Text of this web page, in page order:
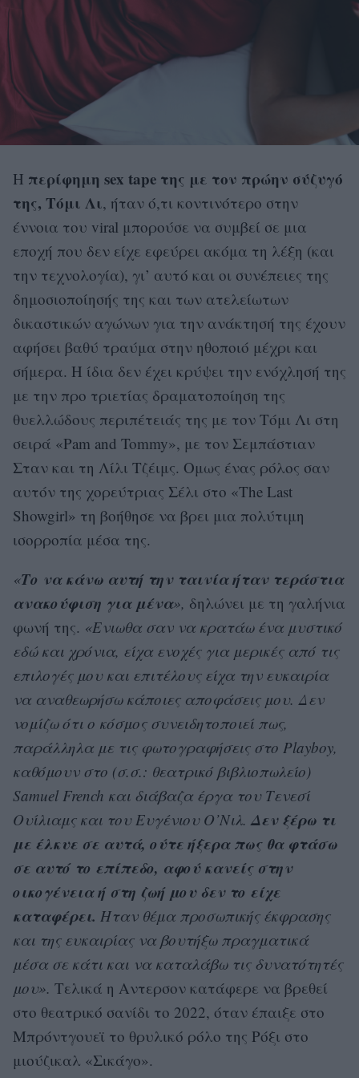
Η περίφημη sex tape της με τον πρώην σύζυγό
της, Τόμι Λι, ήταν ό,τι κοντινότερο στην
έννοια του viral μπορούσε να συμβεί σε μια
εποχή που δεν είχε εφεύρει ακόμα τη λέξη (και
την τεχνολογία), γι’ αυτό και οι συνέπειες της
δημοσιοποίησής της και των ατελείωτων
δικαστικών αγώνων για την ανάκτησή της έχουν
αφήσει βαθύ τραύμα στην ηθοποιό μέχρι και
σήμερα. Η ίδια δεν έχει κρύψει την ενόχλησή της
με την προ τριετίας δραματοποίηση της
θυελλώδους περιπέτειάς της με τον Τόμι Λι στη
σειρά «Pam and Tommy», με τον Σεμπάστιαν
Σταν και τη Λίλι Τζέιμς. Ομως ένας ρόλος σαν
αυτόν της χορεύτριας Σέλι στο «The Last
Showgirl» τη βοήθησε να βρει μια πολύτιμη
ισορροπία μέσα της.
«Το να κάνω αυτή την ταινία ήταν τεράστια
ανακούφιση για μένα», δηλώνει με τη γαλήνια
φωνή της. «Ενιωθα σαν να κρατάω ένα μυστικό
εδώ και χρόνια, είχα ενοχές για μερικές από τις
επιλογές μου και επιτέλους είχα την ευκαιρία
να αναθεωρήσω κάποιες αποφάσεις μου. Δεν
νομίζω ότι ο κόσμος συνειδητοποιεί πως,
παράλληλα με τις φωτογραφήσεις στο Playboy,
καθόμουν στο (σ.σ.: θεατρικό βιβλιοπωλείο)
Samuel French και διάβαζα έργα του Τενεσί
Ουίλιαμς και του Ευγένιου Ο’Νιλ.Δεν ξέρω τι
με έλκυε σε αυτά, ούτε ήξερα πως θα φτάσω
σε αυτό το επίπεδο, αφού κανείς στην
οικογένεια ή στη ζωή μου δεν το είχε
καταφέρει. Ηταν θέμα προσωπικής έκφρασης
και της ευκαιρίας να βουτήξω πραγματικά
μέσα σε κάτι και να καταλάβω τις δυνατότητές
μου». Τελικά η Αντερσον κατάφερε να βρεθεί
στο θεατρικό σανίδι το 2022, όταν έπαιξε στο
Μπρόντγουεϊ το θρυλικό ρόλο της Ρόξι στο
μιούζικαλ «Σικάγο».